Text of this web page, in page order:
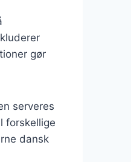
gør
serveres
forskellige
dansk